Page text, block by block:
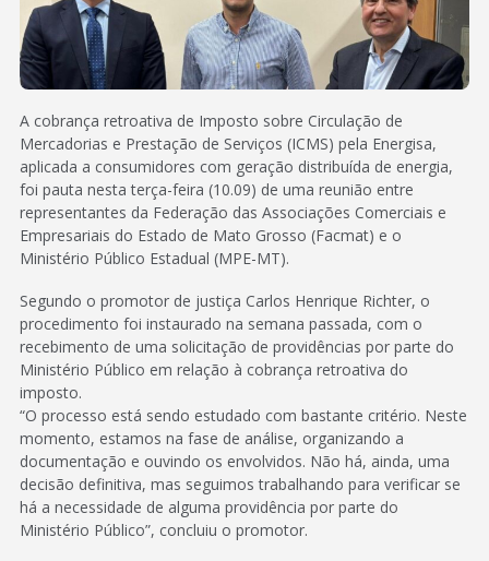
A cobrança retroativa de Imposto sobre Circulação de
Mercadorias e Prestação de Serviços (ICMS) pela Energisa,
aplicada a consumidores com geração distribuída de energia,
foi pauta nesta terça-feira (10.09) de uma reunião entre
representantes da Federação das Associações Comerciais e
Empresariais do Estado de Mato Grosso (Facmat) e o
Ministério Público Estadual (MPE-MT).
Segundo o promotor de justiça Carlos Henrique Richter, o
procedimento foi instaurado na semana passada, com o
recebimento de uma solicitação de providências por parte do
Ministério Público em relação à cobrança retroativa do
imposto.
“O processo está sendo estudado com bastante critério. Neste
momento, estamos na fase de análise, organizando a
documentação e ouvindo os envolvidos. Não há, ainda, uma
decisão definitiva, mas seguimos trabalhando para verificar se
há a necessidade de alguma providência por parte do
Ministério Público”, concluiu o promotor.